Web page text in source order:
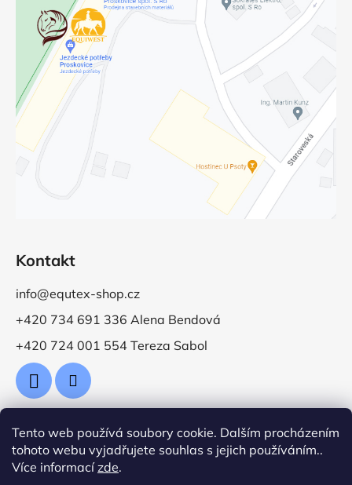
Tento web používá soubory cookie. Dalším procházením
tohoto webu vyjadřujete souhlas s jejich používáním..
Více informacízde.
Kontakt
info@equtex-shop.cz
+420 734 691 336 Alena Bendová
+420 724 001 554 Tereza Sabol
Přijímáme online platby